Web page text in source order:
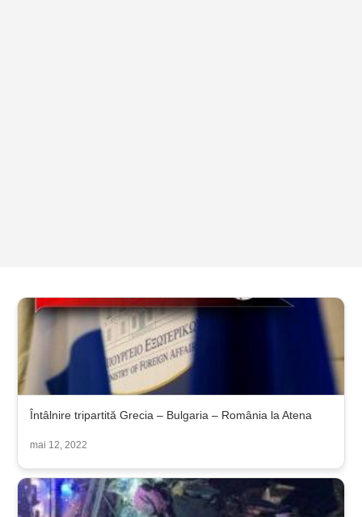
Întâlnire tripartită Grecia – Bulgaria – România la Atena
mai 12, 2022